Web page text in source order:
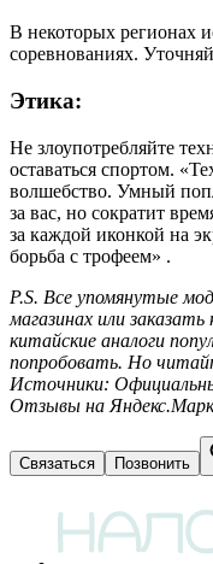
В некоторых регионах
соревнованиях.
Этика:
Не злоупотребляйте
оставаться спортом.
волшебство. Умный
за вас, но сократит
за каждой иконкой на
борьба с трофеем» .
P.S. Все упомянутые
магазинах или
китайские аналоги
попробовать. Но
Источники:
Отзывы на
Связаться Позвонить